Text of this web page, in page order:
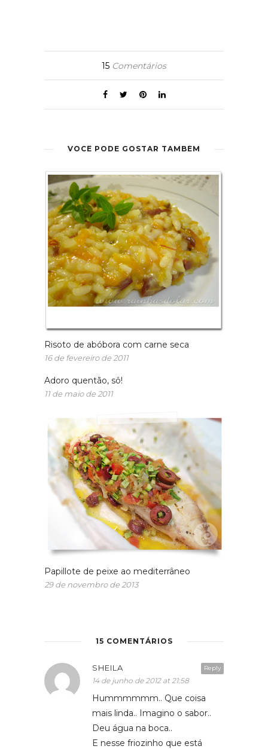
15 Comentários
VOCÊ PODE GOSTAR TAMBÉM
Risoto de abóbora com carne seca
16 de fevereiro de 2011
Adoro quentão, sô!
11 de maio de 2011
Papillote de peixe ao mediterrâneo
29 de novembro de 2013
15 COMENTÁRIOS
Reply
SHEILA
14 de junho de 2012 at 21:58
Hummmmmm.. Que coisa
mais linda.. Imagino o sabor..
Deu água na boca..
E nesse friozinho que está